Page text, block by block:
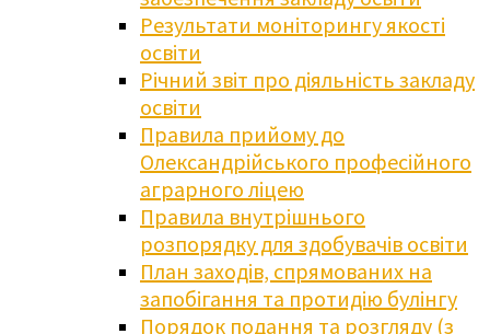
Результати моніторингу якості
освіти
Річний звіт про діяльність закладу
освіти
Правила прийому до
Олександрійського професійного
аграрного ліцею
Правила внутрішнього
розпорядку для здобувачів освіти
План заходів, спрямованих на
запобігання та протидію булінгу
Порядок подання та розгляду (з